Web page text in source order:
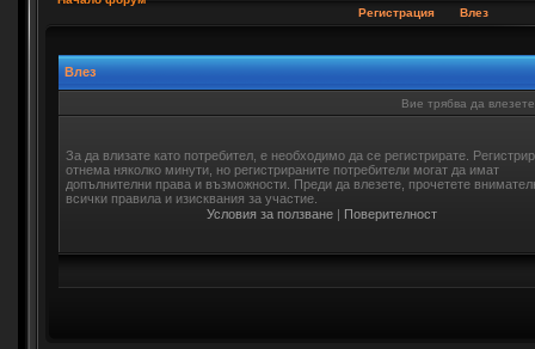
Регистрация
Влез
Влез
Вие трябва да
За да влизате като потребител, е необходимо да се регистрирате.
отнема няколко минути, но регистрираните потребители могат да имат
допълнителни права и възможности. Преди да влезете, прочетете
всички правила и изисквания за участие.
Условия за ползване | Поверителност